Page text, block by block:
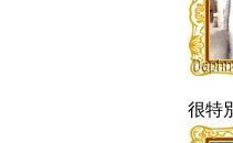
很特